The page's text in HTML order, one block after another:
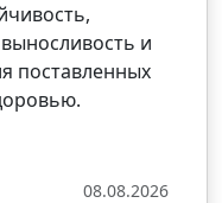
и
поставленных
08.08.2026